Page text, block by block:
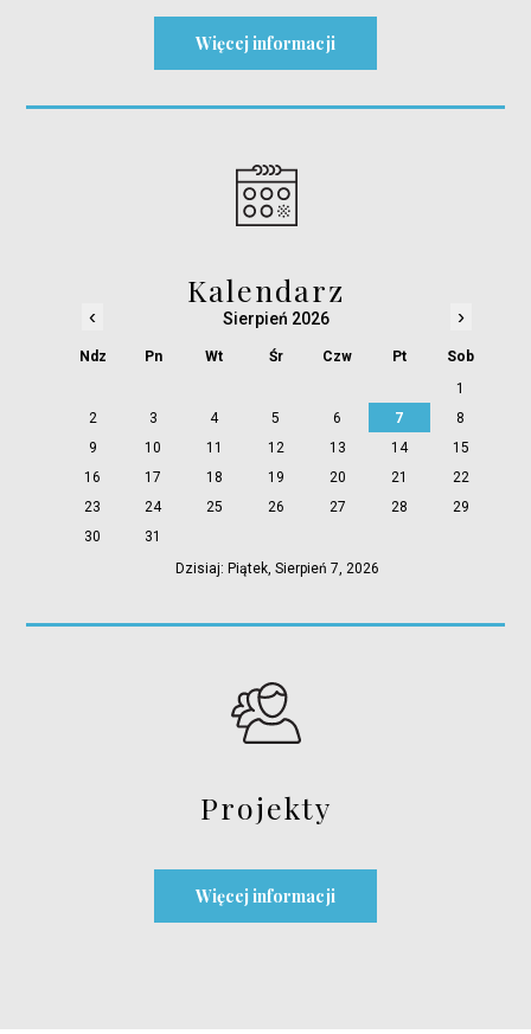
Więcej informacji
Kalendarz
‹ Sierpień 2026 ›
Ndz Pn Wt Śr Czw Pt
Sob
1
2
3 4 5 6 7
8
9
10 11 12 13 14
15
16
17 18 19 20 21
22
23
24 25 26 27 28
29
30
31
Dzisiaj: Piątek, Sierpień 7, 2026
Projekty
Więcej informacji